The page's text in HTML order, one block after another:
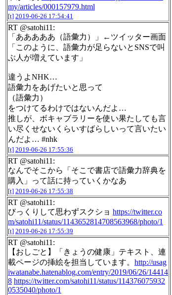
my/articles/000157979.html
[t] 2019-06-26 17:54:41
RT @satohi11:
「あああああ（語彙力）」←ツイッター画面
「このように、語彙力が足らないとSNSで叫
ぶ人が増えています」
違うよNHK…
語彙力をあげたいと思って
（語彙力）
をつけてるわけではないんだよ…
推しが、ボキャブラリーを使い果たしても言
い尽くせないくらいすばらしいって言いたい
んだよ… #nhk
[t] 2019-06-26 17:55:36
RT @satohi11:
なんでそこから「そこで書店で語彙力辞典を
購入」って話に持っていくかなあ
[t] 2019-06-26 17:55:38
RT @satohi11:
びっくりして思わずスクショ https://twitter.co
m/satohi11/status/1143652814708563968/photo/1
[t] 2019-06-26 17:55:39
RT @satohi11:
【おしごと】「きょうの健康」テキスト、連
載ページの挿絵を担当しています。 http://usag
iwatanabe.hatenablog.com/entry/2019/06/26/14414
8 https://twitter.com/satohi11/status/114376075932
0535040/photo/1